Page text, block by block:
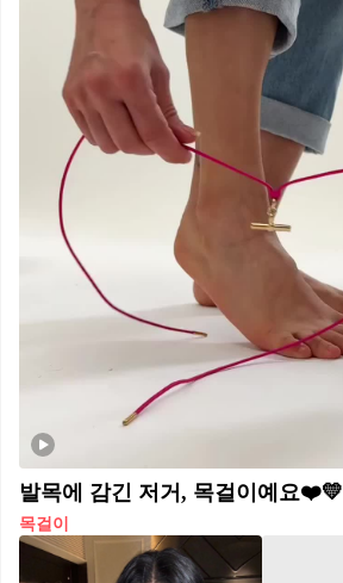
발목에 감긴 저거, 목걸이예요❤️💛
목걸이